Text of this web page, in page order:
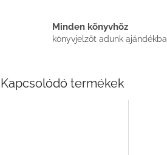
Minden könyvhöz
könyvjelzőt adunk ajándékba
Kapcsolódó termékek